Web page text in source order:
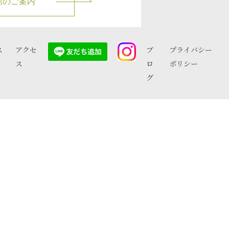
アクセ
ス
ブ
ロ
グ
プライバシー
ポリシー